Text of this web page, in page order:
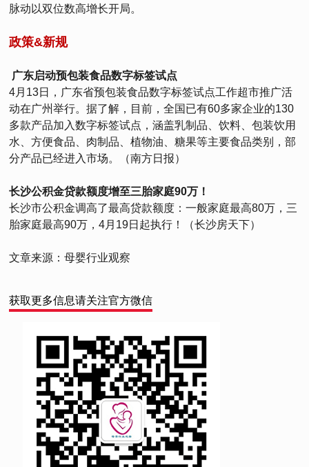
脉动以双位数高增长开局。
政策&新规
广东启动预包装食品数字标签试点
4月13日，广东省预包装食品数字标签试点工作超市推广活
动在广州举行。据了解，目前，全国已有60多家企业的130
多款产品加入数字标签试点，涵盖乳制品、饮料、包装饮用
水、方便食品、肉制品、植物油、糖果等主要食品类别，部
分产品已经进入市场。（南方日报）
长沙公积金贷款额度增至三胎家庭90万！
长沙市公积金调高了最高贷款额度：一般家庭最高80万，三
胎家庭最高90万，4月19日起执行！（长沙房天下）
文章来源：母婴行业观察
获取更多信息请关注官方微信